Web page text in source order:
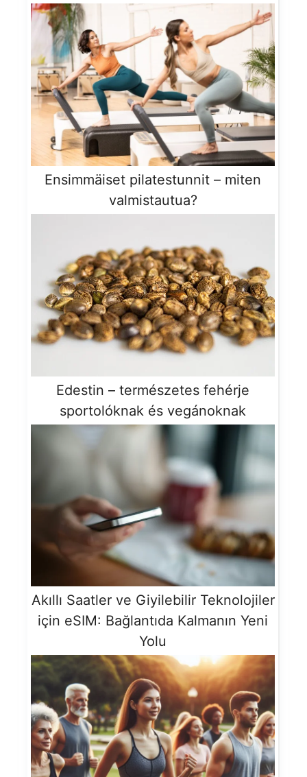
Ensimmäiset pilatestunnit – miten
valmistautua?
Edestin – természetes fehérje
sportolóknak és vegánoknak
Akıllı Saatler ve Giyilebilir Teknolojiler
için eSIM: Bağlantıda Kalmanın Yeni
Yolu